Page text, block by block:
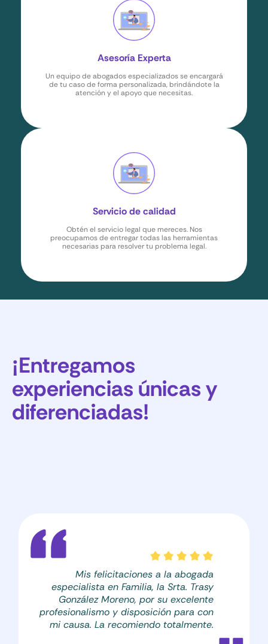
Asesoría Experta
Un equipo de abogados especializados se encargará
de tu caso de forma personalizada, brindándote la
atención y el apoyo que necesitas.
Servicio de calidad
Obtén el servicio legal que mereces. Nos
preocupamos de entregar todas las herramientas
necesarias para resolver tu problema legal.
¡Entregamos
experiencias únicas y
diferenciadas!
Mis felicitaciones a la abogada
especialista en Familia, la Srta. Trasy
González Moreno, por su excelente
profesionalismo y disposición para con
mi causa. La recomiendo totalmente.